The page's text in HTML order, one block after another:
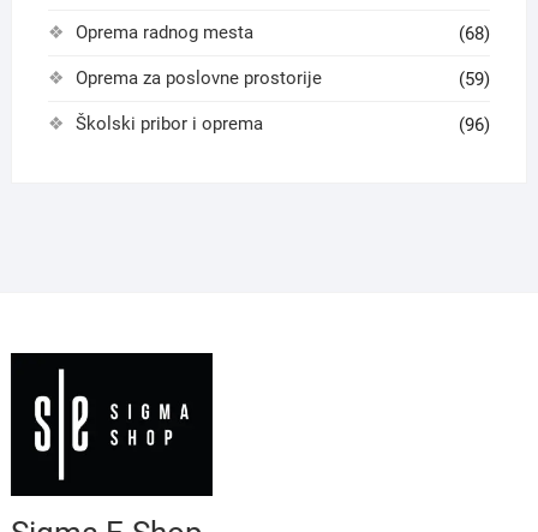
Oprema radnog mesta (68)
Oprema za poslovne prostorije (59)
Školski pribor i oprema (96)